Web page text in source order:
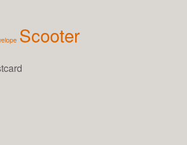
Scooter